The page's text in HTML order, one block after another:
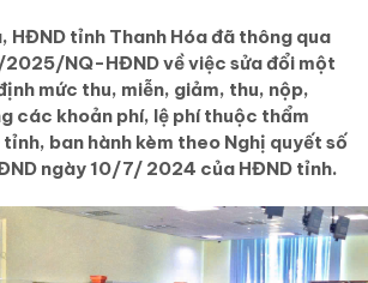
HĐND tỉnh Thanh Hóa đã thông qua
2025/NQ-HĐND về việc sửa đổi một
mức thu, miễn, giảm, thu, nộp,
các khoản phí, lệ phí thuộc thẩm
ban hành kèm theo Nghị quyết số
ngày 10/7/ 2024 của HĐND tỉnh.